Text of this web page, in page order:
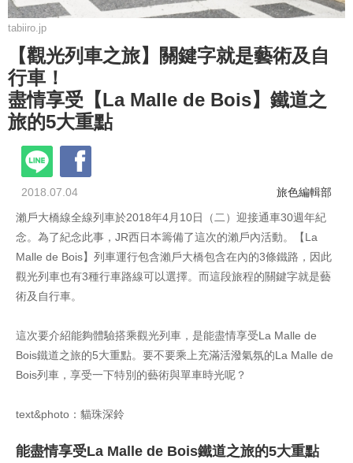
tabiiro.jp
【觀光列車之旅】關鍵字就是藝術及自
行車！
盡情享受【La Malle de Bois】鐵道之
旅的5大重點
2018.07.04
旅色編輯部
瀨戶大橋線全線列車於2018年4月10日（二）迎接通車30週年紀
念。為了紀念此事，JR西日本籌備了這次的瀨戶內活動。【La
Malle de Bois】列車運行包含瀨戶大橋包含在內的3條鐵路，因此
觀光列車也有3種行車路線可以選擇。而這段旅程的關鍵字就是藝
術及自行車。
這次要介紹能夠體驗搭乘觀光列車，是能盡情享受La Malle de
Bois鐵道之旅的5大重點。要不要乘上充滿活潑氣氛的La Malle de
Bois列車，享受一下特別的藝術與單車時光呢？
text&photo：貓珠深鈴
能盡情享受La Malle de Bois鐵道之旅的5大重點